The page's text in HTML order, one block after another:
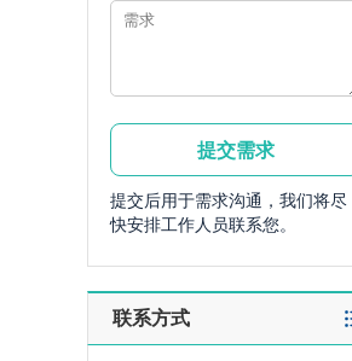
提交后用于需求沟通，我们将尽
快安排工作人员联系您。
联系方式